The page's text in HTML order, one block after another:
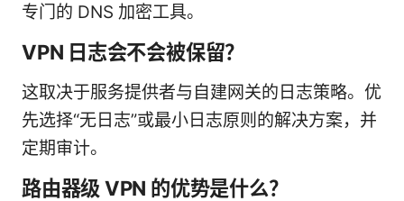
专门的 DNS 加密工具。
VPN 日志会不会被保留？
这取决于服务提供者与自建网关的日志策略。优
先选择“无日志”或最小日志原则的解决方案，并
定期审计。
路由器级 VPN 的优势是什么？